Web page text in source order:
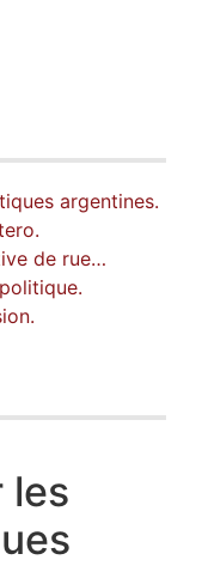
argentines.
de rue…
les